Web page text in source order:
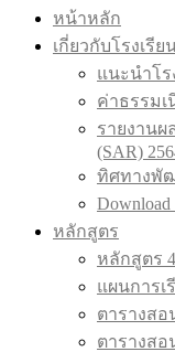
หน้าหลัก
เกี่ยวกับโรงเรีย
แนะนำโร
ค่าธรรมเ
รายงานผ
(SAR)
ทิศทางพั
หลักสูตร
หลักสูตร 4
แผนการเ
ตารางสอ
ตารางสอ